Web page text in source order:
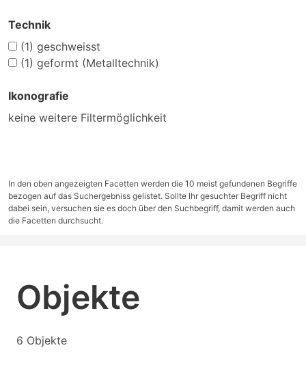
Technik
(1) geschweisst
(1) geformt (Metalltechnik)
Ikonografie
keine weitere Filtermöglichkeit
In den oben angezeigten Facetten werden die 10 meist gefundenen Begriffe
bezogen auf das Suchergebniss gelistet. Sollte Ihr gesuchter Begriff nicht
dabei sein, versuchen sie es doch über den Suchbegriff, damit werden auch
die Facetten durchsucht.
Objekte
6 Objekte